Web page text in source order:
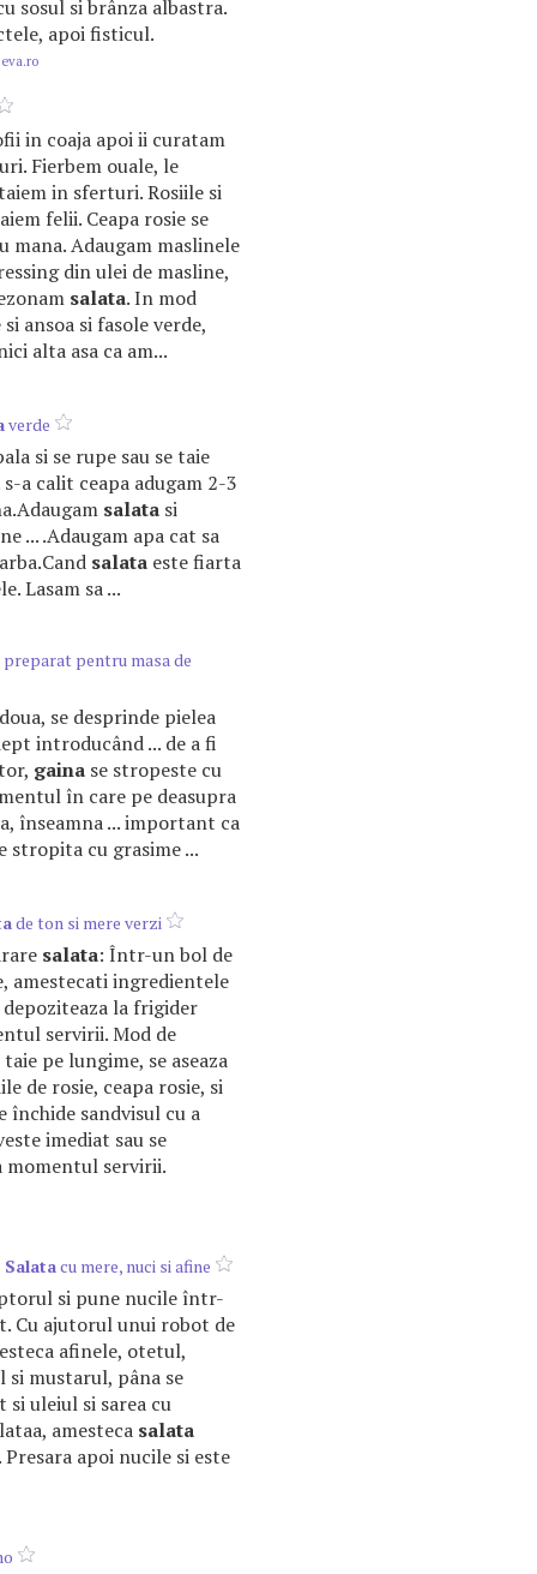
sosul si brânza albastra.
apoi fisticul.
in coaja apoi ii curatam
Fierbem ouale, le
in sferturi. Rosiile si
felii. Ceapa rosie se
mana. Adaugam maslinele
din ulei de masline,
salata. In mod
ansoa si fasole verde,
alta asa ca am...
verde
si se rupe sau se taie
a calit ceapa adugam 2-3
salata si
... .Adaugam apa cat sa
salata este fiarta
Lasam sa ...
pentru masa de
se desprinde pielea
introducând ... de a fi
gaina se stropeste cu
în care pe deasupra
înseamna ... important ca
stropita cu grasime ...
de ton si mere verzi
salata: Într-un bol de
amestecati ingredientele
depoziteaza la frigider
servirii. Mod de
pe lungime, se aseaza
de rosie, ceapa rosie, si
închide sandvisul cu a
imediat sau se
momentul servirii.
Salatacu mere, nuci si afine
si pune nucile într-
Cu ajutorul unui robot de
afinele, otetul,
si mustarul, pâna se
uleiul si sarea cu
amesteca salata
apoi nucile si este